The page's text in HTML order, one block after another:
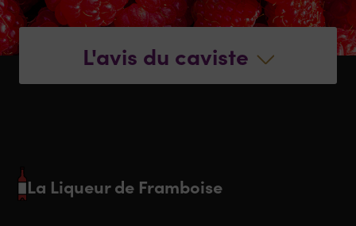
L'avis du caviste
La Liqueur de Framboise